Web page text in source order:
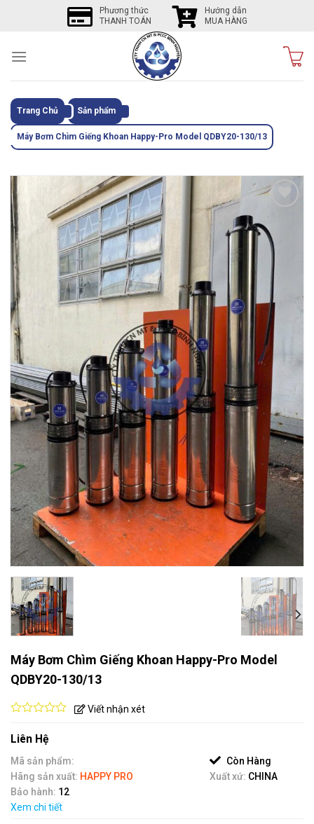
Phương thức
THANH TOÁN
Hướng dẫn
MUA HÀNG
Trang Chủ Sản phẩm
Máy Bơm Chìm Giếng Khoan Happy-Pro Model QDBY20-130/13
phẩm
Máy Bơm Chìm Giếng Khoan Happy-Pro Model
QDBY20-130/13
out
of
5
Viết nhận xét
Liên Hệ
Mã sản phẩm:
Còn Hàng
Hãng sản xuất: HAPPY PRO Xuất xứ: CHINA
Bảo hành: 12
Xem chi tiết